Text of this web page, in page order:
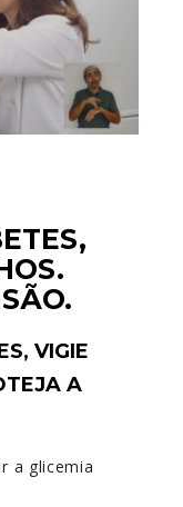
VIGIE
A
a glicemia